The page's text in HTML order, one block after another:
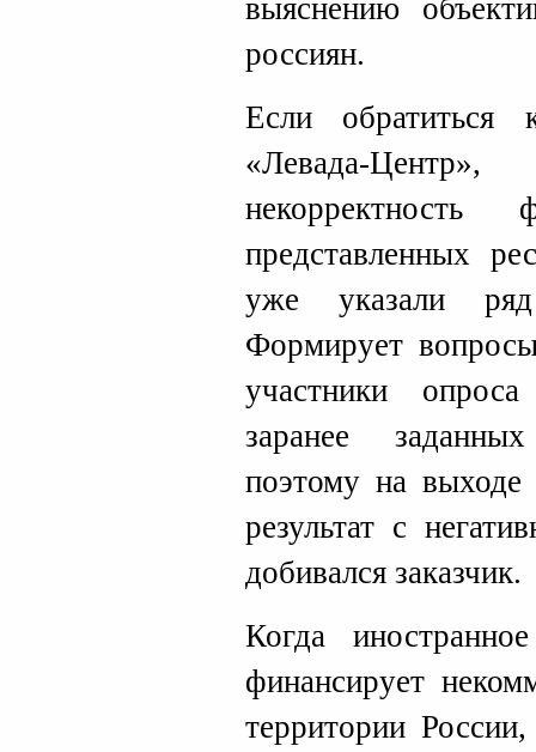
выяснению
россиян.
Если обратиться
«Левада-
некорректность
представленных
уже указали ряд
Формирует
участники
заранее
поэтому на выходе
результат с
добивался заказчик.
Когда
финансирует
территории